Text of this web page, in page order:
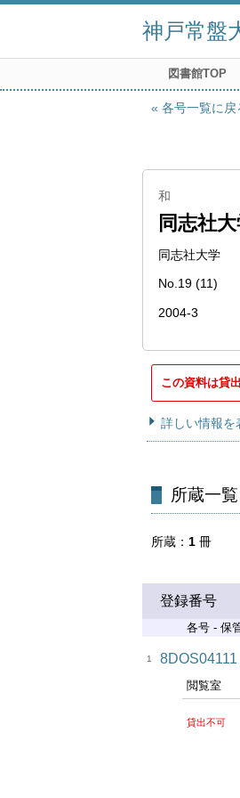
神戸常盤
図書館TOP
各号一覧に戻
和
同志社
同志社大学
No.19 (11)
2004-3
この資料は貸
詳しい情報を
所蔵一覧
所蔵 1 冊
登録番号
各号 - 保
1 8DOS04111
閲覧室
貸出不可